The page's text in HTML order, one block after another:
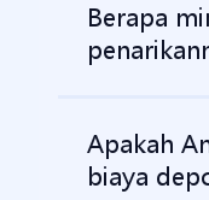
Berapa
Apakah
biaya